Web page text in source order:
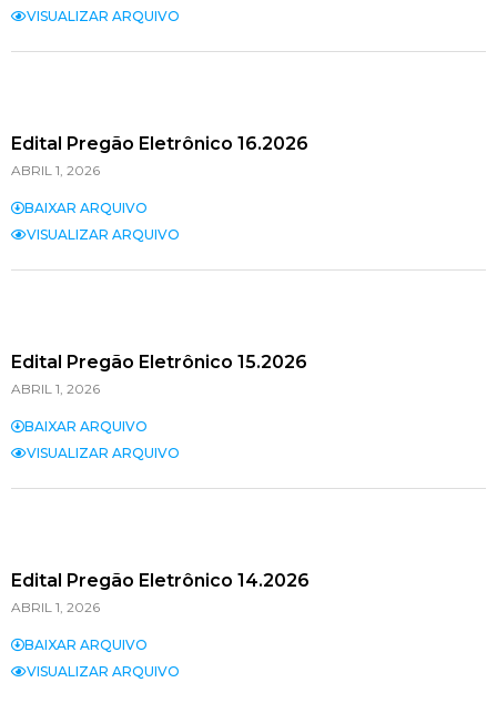
VISUALIZAR ARQUIVO
Edital Pregão Eletrônico 16.2026
ABRIL 1, 2026
BAIXAR ARQUIVO
VISUALIZAR ARQUIVO
Edital Pregão Eletrônico 15.2026
ABRIL 1, 2026
BAIXAR ARQUIVO
VISUALIZAR ARQUIVO
Edital Pregão Eletrônico 14.2026
ABRIL 1, 2026
BAIXAR ARQUIVO
VISUALIZAR ARQUIVO